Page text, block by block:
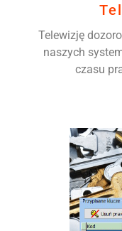
Telewizję
naszych
czasu